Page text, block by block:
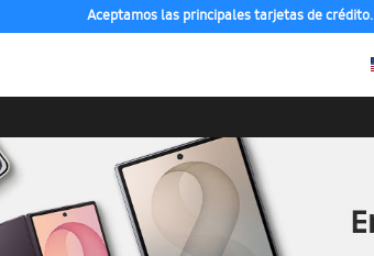
Aceptamos las principales tarjetas de crédito.